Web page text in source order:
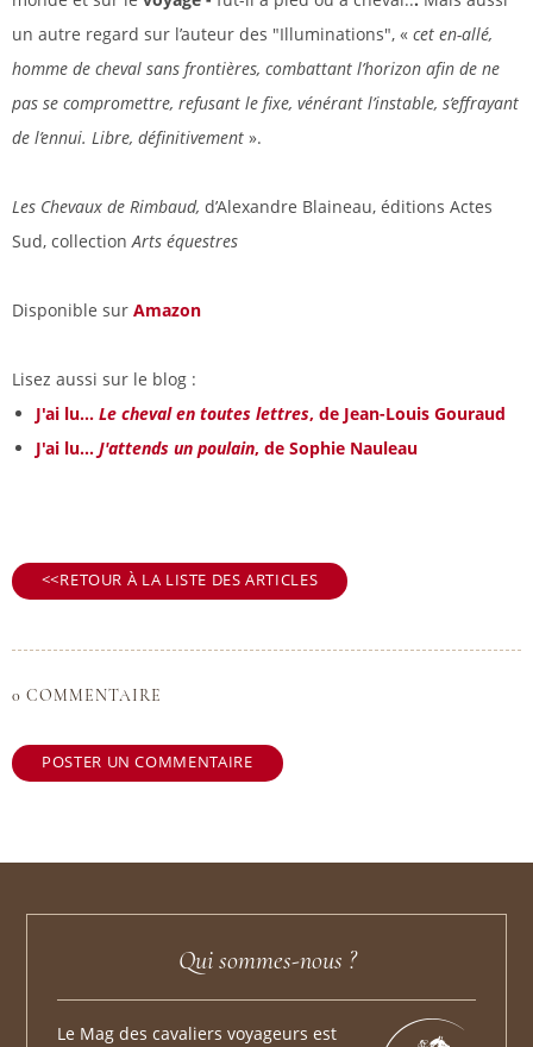
un autre regard sur l’auteur des "Illuminations", « cet en-allé,
homme de cheval sans frontières, combattant l’horizon afin de ne
pas se compromettre, refusant le fixe, vénérant l’instable, s’effrayant
de l’ennui. Libre, définitivement ».
Les Chevaux de Rimbaud, d’Alexandre Blaineau, éditions Actes
Sud, collectionArts équestres
Disponible sur Amazon
Lisez aussi sur le blog :
J'ai lu... Le cheval en toutes lettres, de Jean-Louis Gouraud
J'ai lu... J'attends un poulain, de Sophie Nauleau
RETOUR À LA LISTE DES ARTICLES
0 COMMENTAIRE
POSTER UN COMMENTAIRE
Qui sommes-nous ?
Le Mag des cavaliers voyageurs est